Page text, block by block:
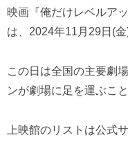
映画『俺だけレベルア
は、2024年11月29日(
この日は全国の主要劇
ンが劇場に足を運ぶこ
上映館のリストは公式